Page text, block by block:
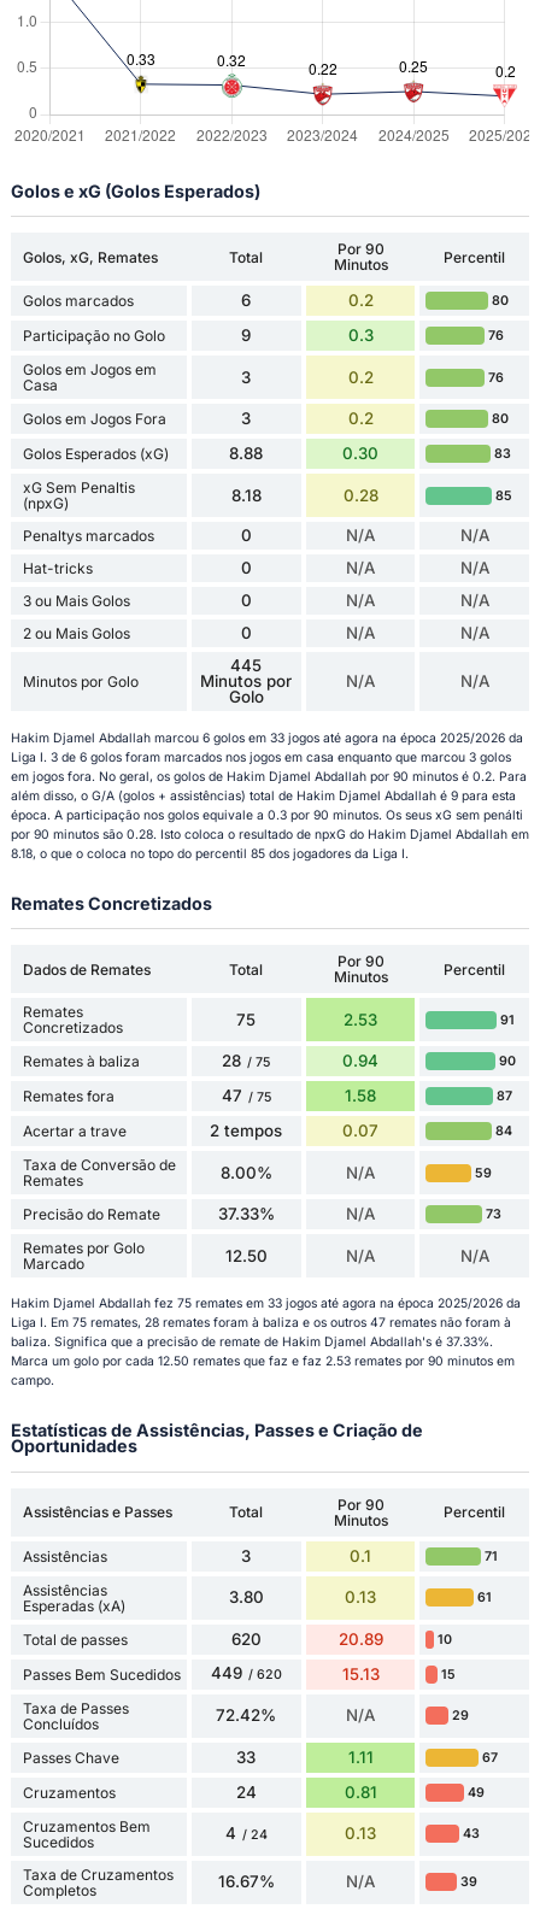
Golos e xG (Golos Esperados)
Golos, xG, Remates Total
Por 90
Minutos
Percentil
Golos marcados 6 0.2 80
Participação no Golo 9 0.3 76
Golos em Jogos em
Casa
3 0.2 76
Golos em Jogos Fora 3 0.2 80
Golos Esperados (xG) 8.88 0.30 83
xG Sem Penaltis
(npxG)
8.18 0.28 85
Penaltys marcados 0 N/A N/A
Hat-tricks 0 N/A N/A
3 ou Mais Golos 0 N/A N/A
2 ou Mais Golos 0 N/A N/A
Minutos por Golo
445
Minutos por
Golo
N/A N/A
Hakim Djamel Abdallah marcou 6 golos em 33 jogos até agora na época 2025/2026 da
Liga I. 3 de 6 golos foram marcados nos jogos em casa enquanto que marcou 3 golos
em jogos fora. No geral, os golos de Hakim Djamel Abdallah por 90 minutos é 0.2. Para
além disso, o G/A (golos + assistências) total de Hakim Djamel Abdallah é 9 para esta
época. A participação nos golos equivale a 0.3 por 90 minutos. Os seus xG sem penálti
por 90 minutos são 0.28. Isto coloca o resultado de npxG do Hakim Djamel Abdallah em
8.18, o que o coloca no topo do percentil 85 dos jogadores da Liga I.
Remates Concretizados
Dados de Remates Total
Por 90
Minutos
Percentil
Remates
Concretizados
75 2.53 91
Remates à baliza 28 / 75 0.94 90
Remates fora 47 / 75 1.58 87
Acertar a trave 2 tempos 0.07 84
Taxa de Conversão de
Remates
8.00% N/A 59
Precisão do Remate 37.33% N/A 73
Remates por Golo
Marcado
12.50 N/A N/A
Hakim Djamel Abdallah fez 75 remates em 33 jogos até agora na época 2025/2026 da
Liga I. Em 75 remates, 28 remates foram à baliza e os outros 47 remates não foram à
baliza. Significa que a precisão de remate de Hakim Djamel Abdallah's é 37.33%.
Marca um golo por cada 12.50 remates que faz e faz 2.53 remates por 90 minutos em
campo.
Estatísticas de Assistências, Passes e Criação de
Oportunidades
Assistências e Passes Total
Por 90
Minutos
Percentil
Assistências 3 0.1 71
Assistências
Esperadas (xA)
3.80 0.13 61
Total de passes 620 20.89 10
Passes Bem Sucedidos 449 / 620 15.13 15
Taxa de Passes
Concluídos
72.42% N/A 29
Passes Chave 33 1.11 67
Cruzamentos 24 0.81 49
Cruzamentos Bem
Sucedidos
4 / 24 0.13 43
Taxa de Cruzamentos
Completos
16.67% N/A 39